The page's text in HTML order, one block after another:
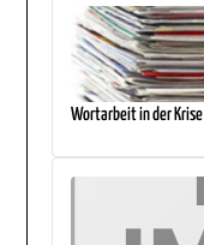
Wortarbeit in der Krise